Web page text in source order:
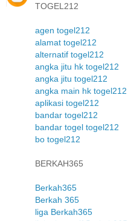
TOGEL212
agen togel212
alamat togel212
alternatif togel212
angka jitu hk togel212
angka jitu togel212
angka main hk togel212
aplikasi togel212
bandar togel212
bandar togel togel212
bo togel212
BERKAH365
Berkah365
Berkah 365
liga Berkah365